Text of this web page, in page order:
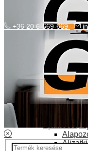
Kategóriák menü
Bolhapiac
Elektromos
Építkezés,
+36 20 6-669-669